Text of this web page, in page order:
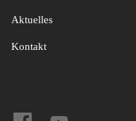
Aktuelles
Kontakt